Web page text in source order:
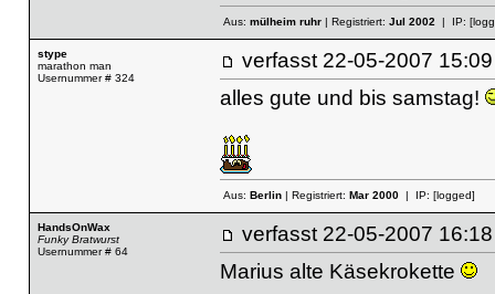
Aus: mülheim ruhr| Registriert: Jul 2002| IP:
stype
marathon man
Usernummer # 324
verfasst 22-05-2007
alles gute und bis samstag!
Aus: Berlin| Registriert: Mar 2000| IP: [logged]
HandsOnWax
Funky Bratwurst
Usernummer # 64
verfasst 22-05-2007
Marius alte Käsekrokette